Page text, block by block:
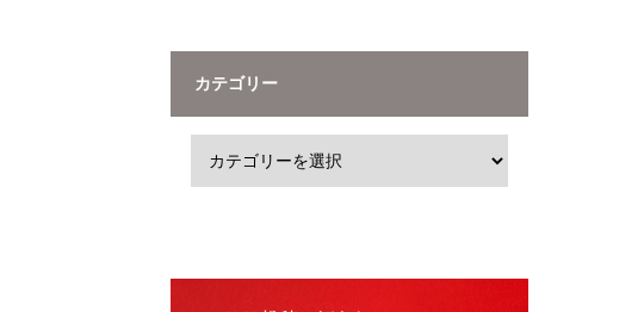
カテゴリー